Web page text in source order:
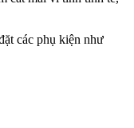
các phụ kiện như